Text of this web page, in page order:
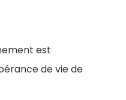
est
de vie de